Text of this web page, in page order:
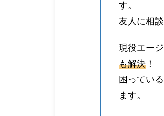
す。
友人に相
現役エー
も解決 ！
困ってい
ます。